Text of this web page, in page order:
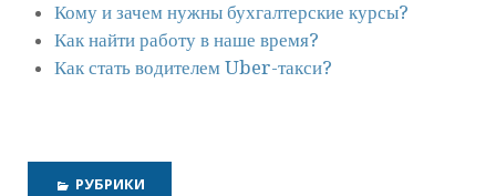
Кому и зачем нужны бухгалтерские курсы?
Как найти работу в наше время?
Как стать водителем Uber-такси?
РУБРИКИ